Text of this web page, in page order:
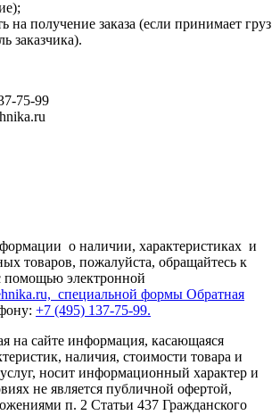
на получение заказа (если принимает груз
заказчика).
75-99
о наличии, характеристиках и
товаров, пожалуйста, обращайтесь к
помощью электронной
специальной формы Обратная
+7 (495) 137-75-99.
на сайте информация, касающаяся
наличия, стоимости товара и
носит информационный характер и
не является публичной офертой,
п. 2 Статьи 437 Гражданского